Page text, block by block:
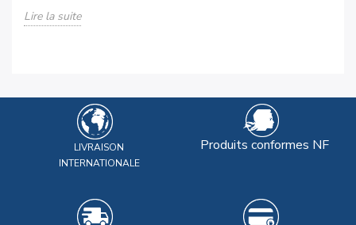
Lire la suite
LIVRAISON
INTERNATIONALE
Produits conformes NF